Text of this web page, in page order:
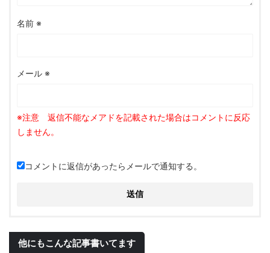
名前 ※
メール ※
コメントに返信があったらメールで通知する。
他にもこんな記事書いてます